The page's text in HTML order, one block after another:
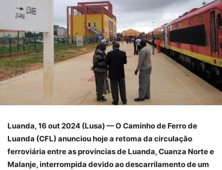
Luanda, 16 out 2024 (Lusa) — O Caminho de Ferro de
Luanda (CFL) anunciou hoje a retoma da circulação
ferroviária entre as províncias de Luanda, Cuanza Norte e
Malanje, interrompida devido ao descarrilamento de um